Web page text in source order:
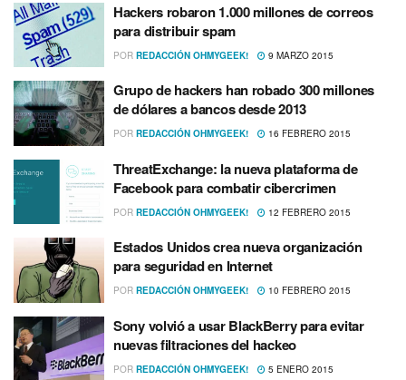
Hackers robaron 1.000 millones de correos
para distribuir spam
POR REDACCIÓN OHMYGEEK! 9 MARZO 2015
Grupo de hackers han robado 300 millones
de dólares a bancos desde 2013
POR REDACCIÓN OHMYGEEK! 16 FEBRERO 2015
ThreatExchange: la nueva plataforma de
Facebook para combatir cibercrimen
POR REDACCIÓN OHMYGEEK! 12 FEBRERO 2015
Estados Unidos crea nueva organización
para seguridad en Internet
POR REDACCIÓN OHMYGEEK! 10 FEBRERO 2015
Sony volvió a usar BlackBerry para evitar
nuevas filtraciones del hackeo
POR REDACCIÓN OHMYGEEK! 5 ENERO 2015